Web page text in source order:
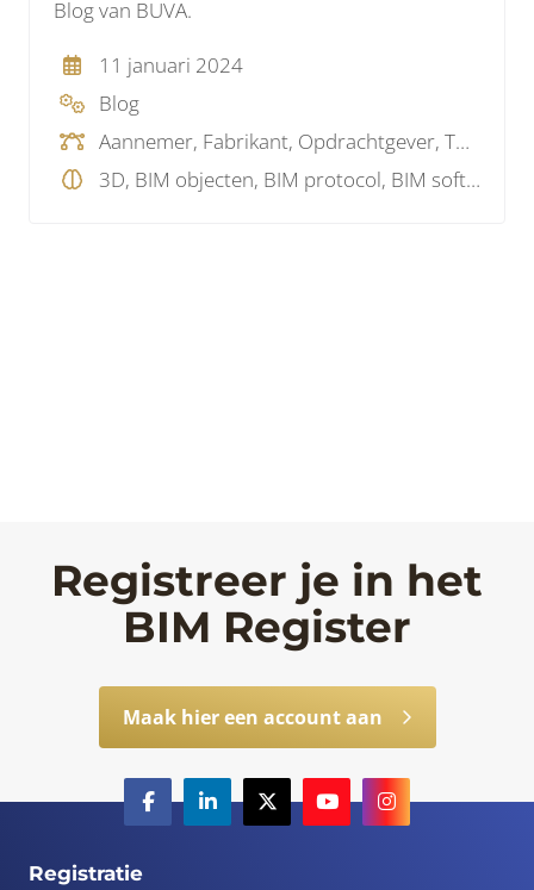
Blog van BUVA.
11 januari 2024
Blog
Aannemer, Fabrikant, Opdrachtgever, Toeleverancier, Woningcorporatie
3D, BIM objecten, BIM protocol, BIM software, BIM standaard, BIM visie, Projectmanagement
Registreer je in het
BIM Register
Maak hier een account aan
Registratie